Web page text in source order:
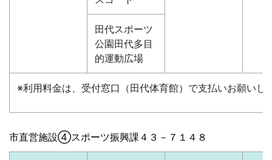
田代スポーツ
公園田代多目
的運動広場
※利用料金は、受付窓口（田代体育館）で支払いお願いし
市直営施設④スポーツ振興課４３－７１４８